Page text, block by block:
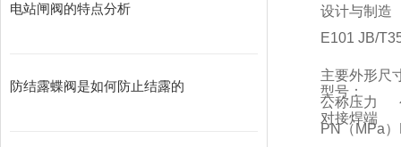
电站闸阀的特点分析
防结露蝶阀是如何防止结露的
设计与制造
E101 JB/
型号：
对接焊端
主要外形尺
公称压力
PN（MPa）